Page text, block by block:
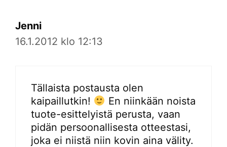
Jenni
16.1.2012 klo 12:13
Tällaista postausta olen
kaipaillutkin!
En niinkään noista
tuote-esittelyistä perusta, vaan
pidän persoonallisesta otteestasi,
joka ei niistä niin kovin aina välity.